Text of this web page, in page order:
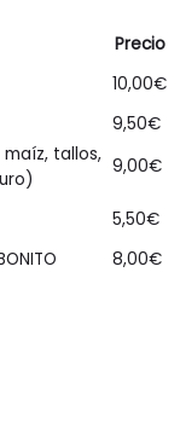
Precio
10,00€
9,50€
maíz, tallos,
9,00€
5,50€
8,00€